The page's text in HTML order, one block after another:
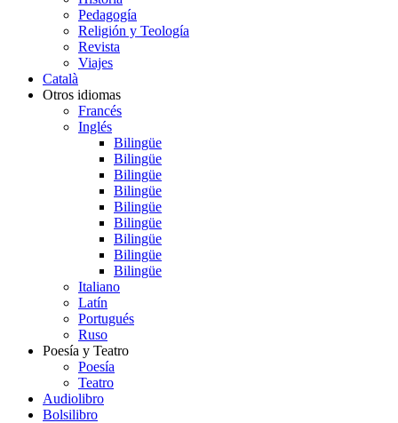
Pedagogía
Religión y Teología
Revista
Viajes
Català
Otros idiomas
Francés
Inglés
Bilingüe
Bilingüe
Bilingüe
Bilingüe
Bilingüe
Bilingüe
Bilingüe
Bilingüe
Bilingüe
Italiano
Latín
Portugués
Ruso
Poesía y Teatro
Poesía
Teatro
Audiolibro
Bolsilibro